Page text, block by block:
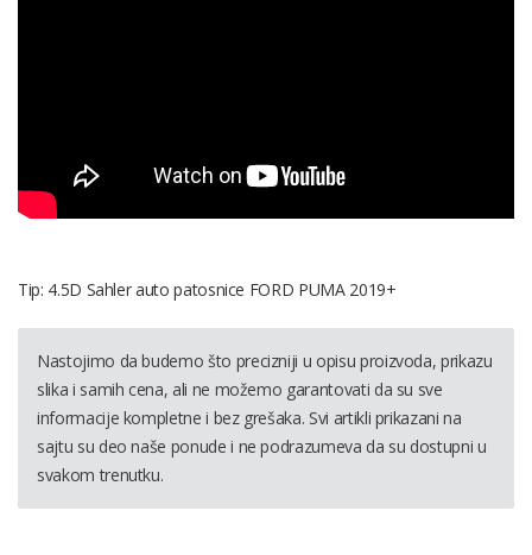
Tip: 4.5D Sahler auto patosnice FORD PUMA 2019+
Nastojimo da budemo što precizniji u opisu proizvoda, prikazu
slika i samih cena, ali ne možemo garantovati da su sve
informacije kompletne i bez grešaka. Svi artikli prikazani na
sajtu su deo naše ponude i ne podrazumeva da su dostupni u
svakom trenutku.